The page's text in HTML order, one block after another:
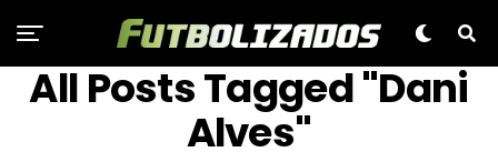
All Posts Tagged "Dani
Alves"